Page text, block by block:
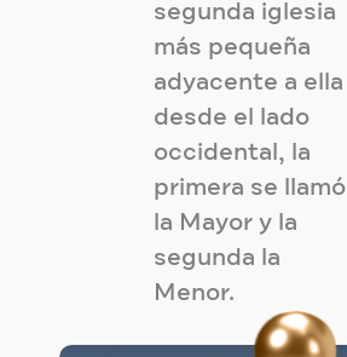
segunda iglesia
más pequeña
adyacente a ella
desde el lado
occidental, la
primera se llamó
la Mayor y la
segunda la
Menor.